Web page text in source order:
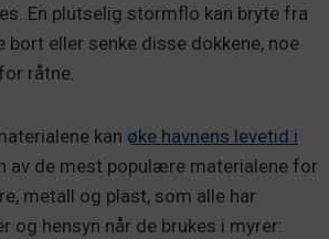
En plutselig stormflo kan bryte fra
bort eller senke disse dokkene, noe
råtne.
kan øke havnens levetid i
av de mest populære materialene for
metall og plast, som alle har
og hensyn når de brukes i myrer: